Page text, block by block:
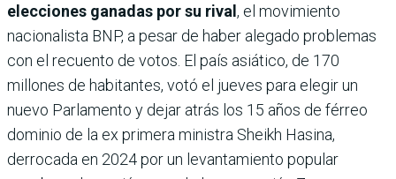
elecciones ganadas por su rival, el movimiento
nacionalista BNP, a pesar de haber alegado problemas
con el recuento de votos. El país asiático, de 170
millones de habitantes, votó el jueves para elegir un
nuevo Parlamento y dejar atrás los 15 años de férreo
dominio de la ex primera ministra Sheikh Hasina,
derrocada en 2024 por un levantamiento popular